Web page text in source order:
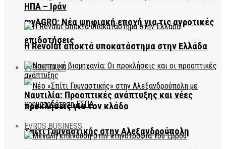
myAGRO: Νέα ψηφιακή εποχή για τις αγροτικές
επιδοτήσεις
EVROS TALK
Σπίτι Γυμναστικής στην Αλεξανδρούπολη
ΗΠΑ – Ιράν
Η Revolut αποκτά υποκατάστημα στην Ελλάδα
Ναυτιλία: Προοπτικές ανάπτυξης και νέες
προκλήσεις για τον κλάδο
EVROS BUSINESS